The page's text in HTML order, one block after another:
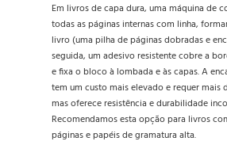
Em livros de capa dura, uma máquina de
todas as páginas internas com linha,
livro (uma pilha de páginas dobradas e
seguida, um adesivo resistente cobre a
e fixa o bloco à lombada e às capas. A
tem um custo mais elevado e requer mais
mas oferece resistência e durabilidade
Recomendamos esta opção para livros
páginas e papéis de gramatura alta.